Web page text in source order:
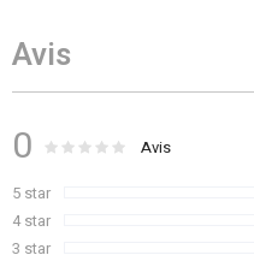
Avis
0 Évaluation : % of100
Avis
5 star
4 star
3 star